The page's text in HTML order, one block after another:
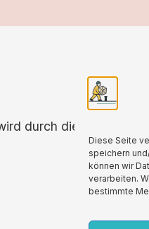
Diese Seite
speichern
können wir
verarbeiten.
bestimmte
durch die